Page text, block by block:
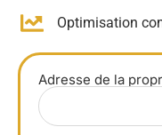
Optimisation
Adresse de la